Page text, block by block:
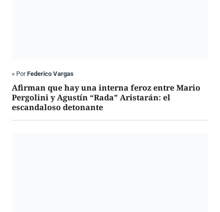
« PorFederico Vargas
Afirman que hay una interna feroz entre Mario
Pergolini y Agustín “Rada” Aristarán: el
escandaloso detonante